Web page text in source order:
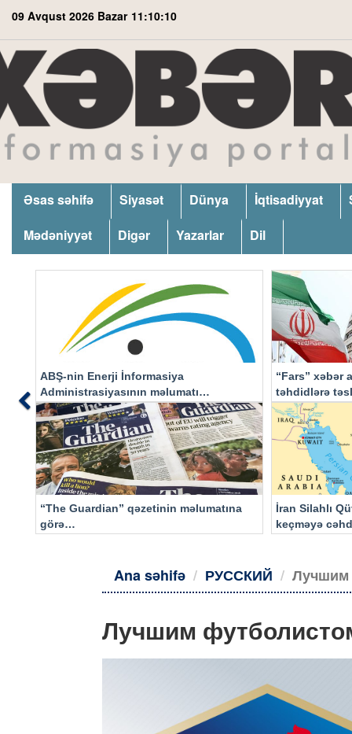
09 Avqust 2026 Bazar 11:10:11
Əsas səhifə Siyasət Dünya İqtisadiyyat
Mədəniyyət
Digər Yazarlar Dil
ABŞ-nin Enerji İnformasiya
Administrasiyasının məlumatı
əsasında…
“Fars” xəbər
təhdidlərə
“The Guardian” qəzetinin məlumatına
görə…
İran Silahlı
keçməyə
Previous
Ana səhifə РУССКИЙ Лучшим
Лучшим